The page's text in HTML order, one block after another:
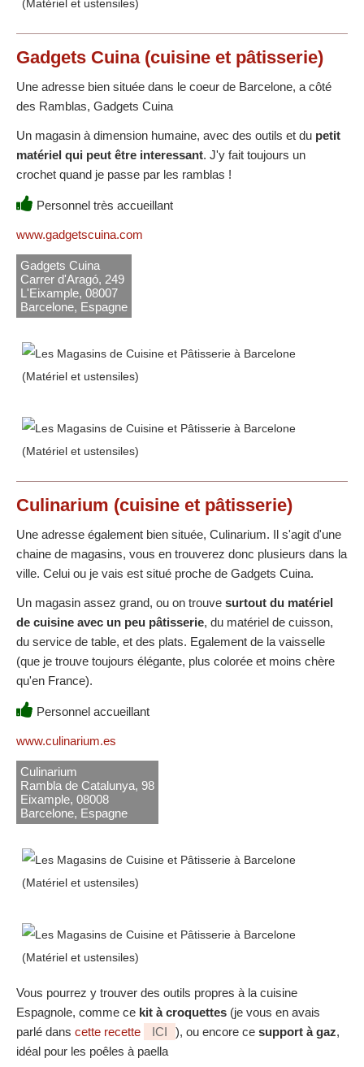
Gadgets Cuina(cuisine et pâtisserie)
Une adresse bien située dans le coeur de Barcelone, a côté
des Ramblas, Gadgets Cuina
Un magasin à dimension humaine, avec des outils et du petit
matériel qui peut être interessant. J'y fait toujours un
crochet quand je passe par les ramblas !
Personnel très accueillant
www.gadgetscuina.com
Gadgets Cuina
Carrer d'Aragó, 249
L'Eixample, 08007
Barcelone, Espagne
Culinarium (cuisine et pâtisserie)
Une adresse également bien située, Culinarium. Il s'agit d'une
chaine de magasins, vous en trouverez donc plusieurs dans la
ville. Celui ou je vais est situé proche de Gadgets Cuina.
Un magasin assez grand, ou on trouve surtout du matériel
de cuisine avec un peu pâtisserie, du matériel de cuisson,
du service de table, et des plats. Egalement de la vaisselle
(que je trouve toujours élégante, plus colorée et moins chère
qu'en France).
Personnel accueillant
www.culinarium.es
Culinarium
Rambla de Catalunya, 98
Eixample, 08008
Barcelone, Espagne
Vous pourrez y trouver des outils propres à la cuisine
Espagnole, comme ce kit à croquettes (je vous en avais
parlé dans cette recette ICI ), ou encore ce support à gaz,
idéal pour les poêles à paella